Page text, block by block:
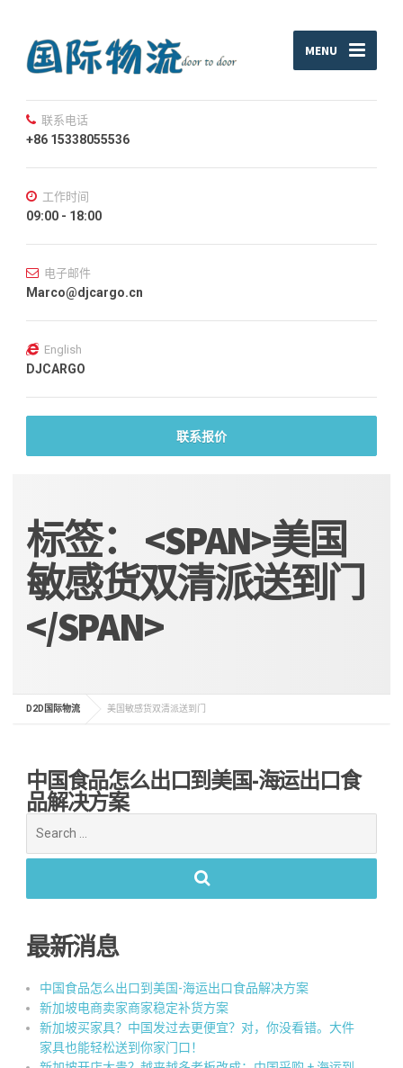
MENU
联系电话
+86 15338055536
工作时间
09:00 - 18:00
电子邮件
Marco@djcargo.cn
English
DJCARGO
联系报价
标签： <SPAN>美国
敏感货双清派送到门
</SPAN>
D2D国际物流 美国敏感货双清派送到门
中国食品怎么出口到美国-海运出口食
品解决方案
for:
最新消息
中国食品怎么出口到美国-海运出口食品解决方案
新加坡电商卖家商家稳定补货方案
新加坡买家具？中国发过去更便宜？对，你没看错。大件
家具也能轻松送到你家门口！